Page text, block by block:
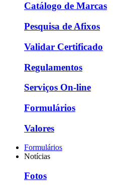
Catálogo de Marcas
Pesquisa de Afixos
Validar Certificado
Regulamentos
Serviços On-line
Formulários
Valores
Formulários
Notícias
Fotos